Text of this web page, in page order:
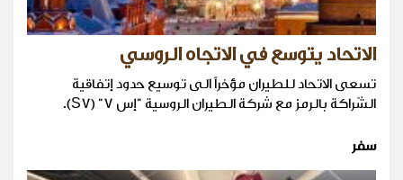
الاتحاد يتوسع في الاتجاه الروسي
تسعى الاتحاد للطيران مؤخراً الى توسيع حدود إتفاقية
الشّراكة بالرمز مع شركة الطيران الروسية "إس 7" (S7).
سفر